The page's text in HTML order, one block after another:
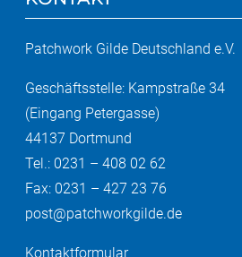
Patchwork Gilde Deutschland e.V.
Geschäftsstelle: Kampstraße 34
(Eingang Petergasse)
44137 Dortmund
Tel.: 0231 – 408 02 62
Fax: 0231 – 427 23 76
post@patchworkgilde.de
Kontaktformular